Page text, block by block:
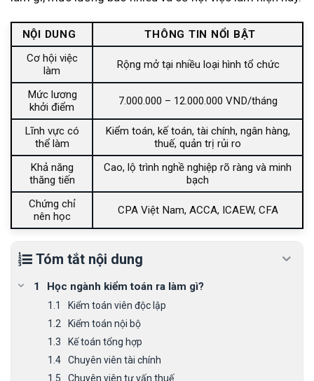
NỘI DUNG
THÔNG TIN NỔI BẬT
Cơ hội việc
làm
Rộng mở tại nhiều loại hình tổ chức
Mức lương
khởi điểm
7.000.000 – 12.000.000 VND/tháng
Lĩnh vực có
thể làm
Kiểm toán, kế toán, tài chính, ngân hàng,
thuế, quản trị rủi ro
Khả năng
thăng tiến
Cao, lộ trình nghề nghiệp rõ ràng và minh
bạch
Chứng chỉ
nên học
CPA Việt Nam, ACCA, ICAEW, CFA
Tóm tắt nội dung
Học ngành kiểm toán ra làm gì?
Kiểm toán viên độc lập
Kiểm toán nội bộ
Kế toán tổng hợp
Chuyên viên tài chính
Chuyên viên tư vấn thuế